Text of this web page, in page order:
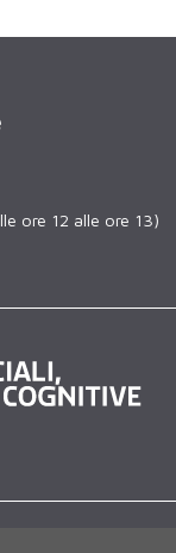
ore 12 alle ore 13)